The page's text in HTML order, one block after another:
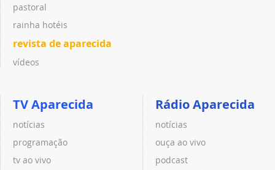
pastoral
rainha hotéis
revista de aparecida
vídeos
TV Aparecida
notícias
programação
tv ao vivo
Rádio Aparecida
notícias
ouça ao vivo
podcast